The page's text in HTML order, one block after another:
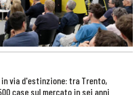
via d'estinzione: tra Trento,
case sul mercato in sei anni